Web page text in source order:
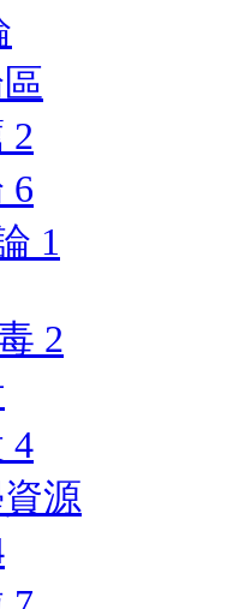
2
6
1
2
4
源